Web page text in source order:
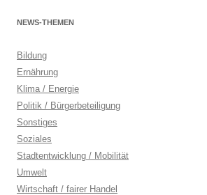
NEWS-THEMEN
Bildung
Ernährung
Klima / Energie
Politik / Bürgerbeteiligung
Sonstiges
Soziales
Stadtentwicklung / Mobilität
Umwelt
Wirtschaft / fairer Handel